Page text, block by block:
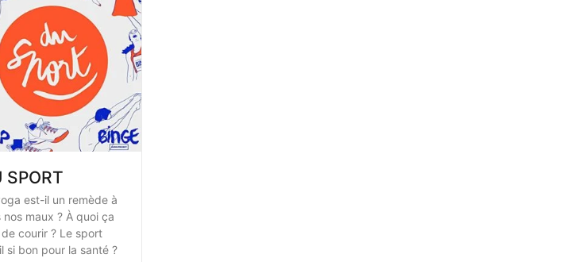
SPORT
est-il un remède à
nos maux ? À quoi ça
courir ? Le sport
si bon pour la santé ?